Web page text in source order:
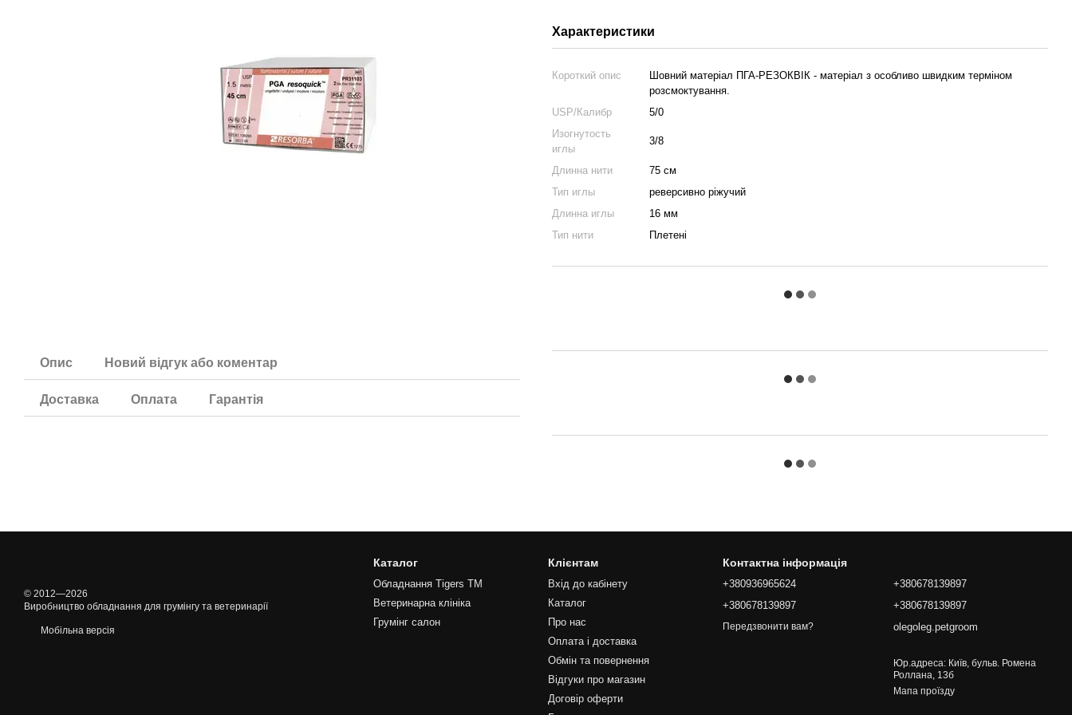
Опис Новий відгук або коментар
Доставка Оплата Гарантія
Характеристики
Короткий опис
Шовний матеріал ПГА-РЕЗОКВІК - матеріал з особливо швидким терміном
розсмоктування.
USP/Калибр
5/0
Изогнутость
иглы
3/8
Длинна нити
75 см
Тип иглы
реверсивно ріжучий
Длинна иглы
16 мм
Тип нити
Плетені
© 2012—2026
Виробництво обладнання для грумінгу та ветеринарії
Мобільна версія
Каталог
Обладнання Tigers TM
Ветеринарна клініка
Грумінг салон
Клієнтам
Вхід до кабінету
Каталог
Про нас
Оплата і доставка
Обмін та повернення
Відгуки про магазин
Договір оферти
Контактна інформація
+380936965624
+380678139897
Передзвонити вам?
+380678139897
+380678139897
olegoleg.petgroom
Юр.адреса: Київ, бульв. Ромена
Роллана, 13б
Мапа проїзду